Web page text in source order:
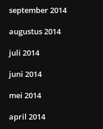
september 2014
augustus 2014
juli 2014
juni 2014
mei 2014
april 2014